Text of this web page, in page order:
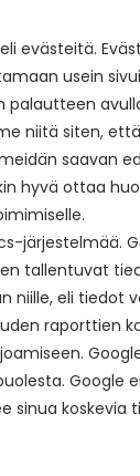
evästeitä.
usein
niitä siten,
saavan
hyvä ottaa
järjestelmää.
tallentuvat
eli tiedot
raporttien
sinua